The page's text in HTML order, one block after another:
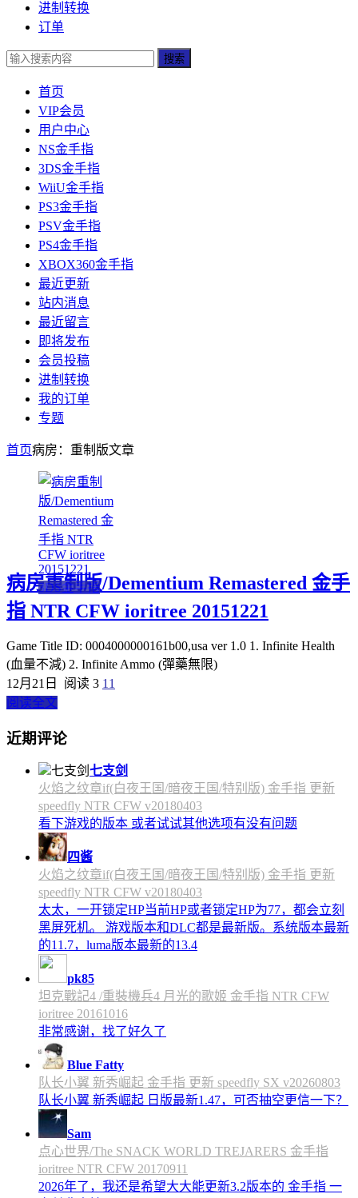
进制转换
订单
搜索
首页
VIP会员
用户中心
NS金手指
3DS金手指
WiiU金手指
PS3金手指
PSV金手指
PS4金手指
XBOX360金手指
最近更新
站内消息
最近留言
即将发布
会员投稿
进制转换
我的订单
专题
首页病房：重制版文章
3DS金手指
病房重制版/Dementium Remastered 金手
指 NTR CFW ioritree 20151221
Game Title ID: 0004000000161b00,usa ver 1.0 1. Infinite Health
(血量不減) 2. Infinite Ammo (彈藥無限)
12月21日
阅读 3 11
阅读全文
近期评论
七支剑
火焰之纹章if(白夜王国/暗夜王国/特别版) 金手指 更新
speedfly NTR CFW v20180403
看下游戏的版本 或者试试其他选项有没有问题
四酱
火焰之纹章if(白夜王国/暗夜王国/特别版) 金手指 更新
speedfly NTR CFW v20180403
太太，一开锁定HP当前HP或者锁定HP为77，都会立刻
黑屏死机。 游戏版本和DLC都是最新版。系统版本最新
的11.7，luma版本最新的13.4
pk85
坦克戰記4 /重裝機兵4 月光的歌姬 金手指 NTR CFW
ioritree 20161016
非常感谢，找了好久了
Blue Fatty
队长小翼 新秀崛起 金手指 更新 speedfly SX v20260803
队长小翼 新秀崛起 日版最新1.47，可否抽空更信一下？
Sam
点心世界/The SNACK WORLD TREJARERS 金手指
ioritree NTR CFW 20170911
2026年了，我还是希望大大能更新3.2版本的 金手指 一